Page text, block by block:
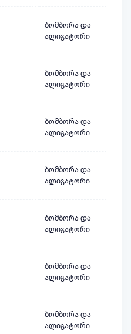
ბომბორა და
ალიგატორი
ბომბორა და
ალიგატორი
ბომბორა და
ალიგატორი
ბომბორა და
ალიგატორი
ბომბორა და
ალიგატორი
ბომბორა და
ალიგატორი
ბომბორა და
ალიგატორი